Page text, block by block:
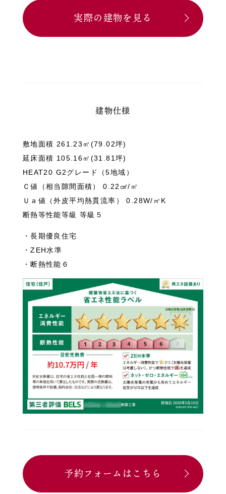
実際の建物を見る
建物仕様
敷地面積 261.23㎡(79.02坪)
延床面積 105.16㎡(31.81坪)
HEAT20 G2グレード（5地域）
Ｃ値（相当隙間面積） 0.22㎠/㎡
Ｕａ値（外皮平均熱貫流率） 0.28W/㎡K
断熱等性能等級 等級５
・長期優良住宅
・ZEH水準
・断熱性能６
予約フォームはこちら